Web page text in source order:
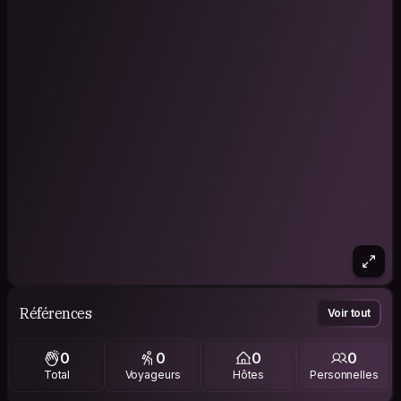
Références Voir tout
0
Total
0
Voyageurs
0
Hôtes
0
Personnelles